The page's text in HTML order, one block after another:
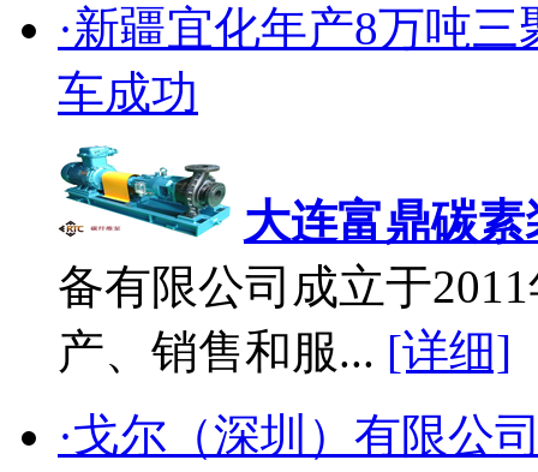
·新疆宜化年产8万吨
车成功
大连富鼎碳
备有限公司成立于
产、销售和服... [详细]
·戈尔（深圳）有限公